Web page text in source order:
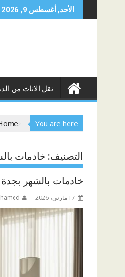
to
الأحد, أغسطس 9, 2026
نقل الاثاث من
You are here
التصنيف: خادمات
خادمات بالشهر بجدة الزهرة
17 مارس، 2026